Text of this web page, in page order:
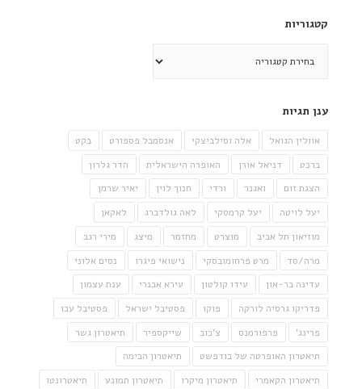
קטגוריות
ענן תגיות
אוולין הגואל אלה וסילביצקי אנסמבל פספורט
בקט
ברכט
דניאל אורן האופרה הישראלית
הדר גלרון
הצגת זום
ואגנר ורדי חנוך לוין
יאיר שרמן
יעל לויטה
יעל קרמסקי לאה גולדברג
לאקאן
מוזיאון תל אביב
מוצרט מחזמר מיצג
מירי רגב
מרה/סד
מרט פרחומובסקי נישואי פיגרו
נסים אלוני
עדינה בר-און
עידו קולטון עירא אבנרי
ענת עצמון
פדריקו גרסיה לורקה
פוקו פסטיבל ישראל
פסטיבל עכו
פרינג'
פרפורמנס צ'כוב שייקספיר
תיאטרון גשר
תיאטרון האופרטה של בודפשט
תיאטרון הבימה
תיאטרון הקאמרי
תיאטרון מיקרו תיאטרון תמונע תיאטרונטו